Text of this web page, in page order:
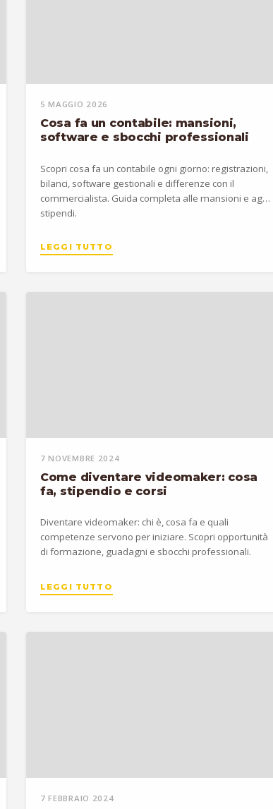
5 MAGGIO 2026
Cosa fa un contabile: mansioni,
software e sbocchi professionali
Scopri cosa fa un contabile ogni giorno: registrazioni,
bilanci, software gestionali e differenze con il
commercialista. Guida completa alle mansioni e agli
stipendi.
LEGGI TUTTO
7 NOVEMBRE 2024
Come diventare videomaker: cosa
fa, stipendio e corsi
Diventare videomaker: chi è, cosa fa e quali
competenze servono per iniziare. Scopri opportunità
di formazione, guadagni e sbocchi professionali.
LEGGI TUTTO
7 FEBBRAIO 2024